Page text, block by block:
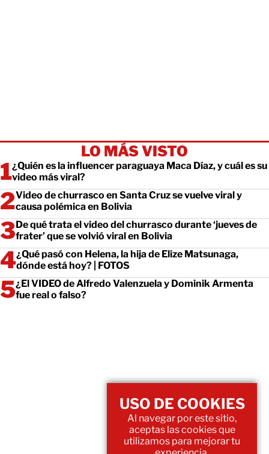
LO MÁS VISTO
¿Quién es la influencer paraguaya Maca Díaz, y cuál es su
video más viral?
Video de churrasco en Santa Cruz se vuelve viral y
causa polémica en Bolivia
De qué trata el video del churrasco durante ‘jueves de
frater’ que se volvió viral en Bolivia
¿Qué pasó con Helena, la hija de Elize Matsunaga,
dónde está hoy? | FOTOS
¿El VIDEO de Alfredo Valenzuela y Dominik Armenta
fue real o falso?
USO DE COOKIES
Al navegar por este sitio,
aceptas las cookies que
utilizamos para mejorar tu